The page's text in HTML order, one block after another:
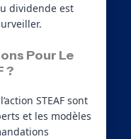
dividende est
Pour Le
?
STEAF sont
et les modèles